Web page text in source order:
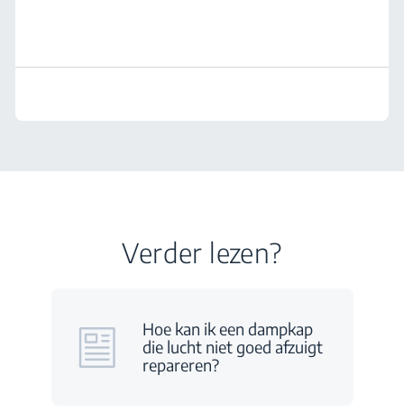
Verder lezen?
Hoe kan ik een dampkap
die lucht niet goed afzuigt
repareren?